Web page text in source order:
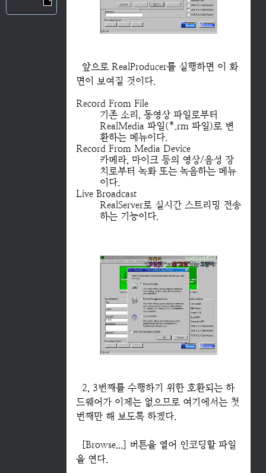
앞으로 RealProducer를 실행하면 이 화
면이 보여질 것이다.
Record From File
기존 소리, 동영상 파일로부터
RealMedia 파일(*.rm 파일)로 변
환하는 메뉴이다.
Record From Media Device
카메라, 마이크 등의 영상/음성 장
치로부터 녹화 또는 녹음하는 메뉴
이다.
Live Broadcast
RealServer로 실시간 스트리밍 전송
하는 기능이다.
2, 3번째를 수행하기 위한 호환되는 하
드웨어가 이제는 없으므로 여기에서는 첫
번째만 해 보도록 하겠다.
[Browse...] 버튼을 열어 인코딩할 파일
을 연다.